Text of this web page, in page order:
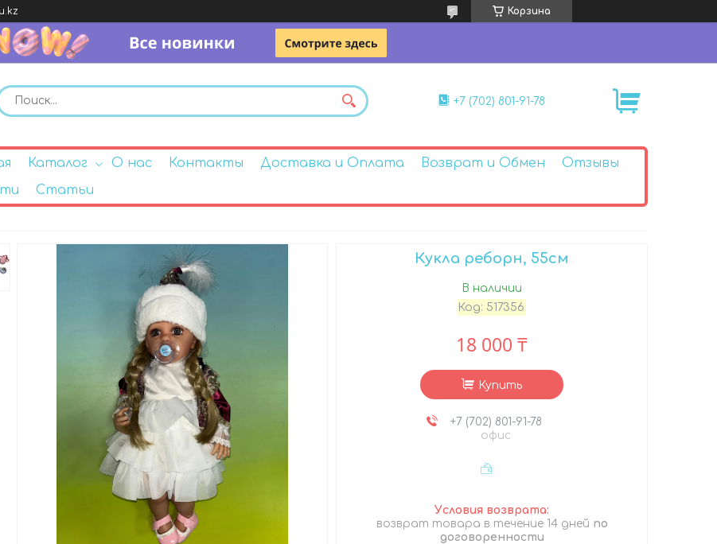
Корзина
+7 (702) 801-91-78
Каталог О нас Контакты Доставка и Оплата Возврат и Обмен
Отзывы
Статьи
Кукла реборн, 55см
В наличии
Код: 517356
18 000 ₸
Купить
+7 (702) 801-91-78
офис
возврат товара в течение 14 дней по
договоренности